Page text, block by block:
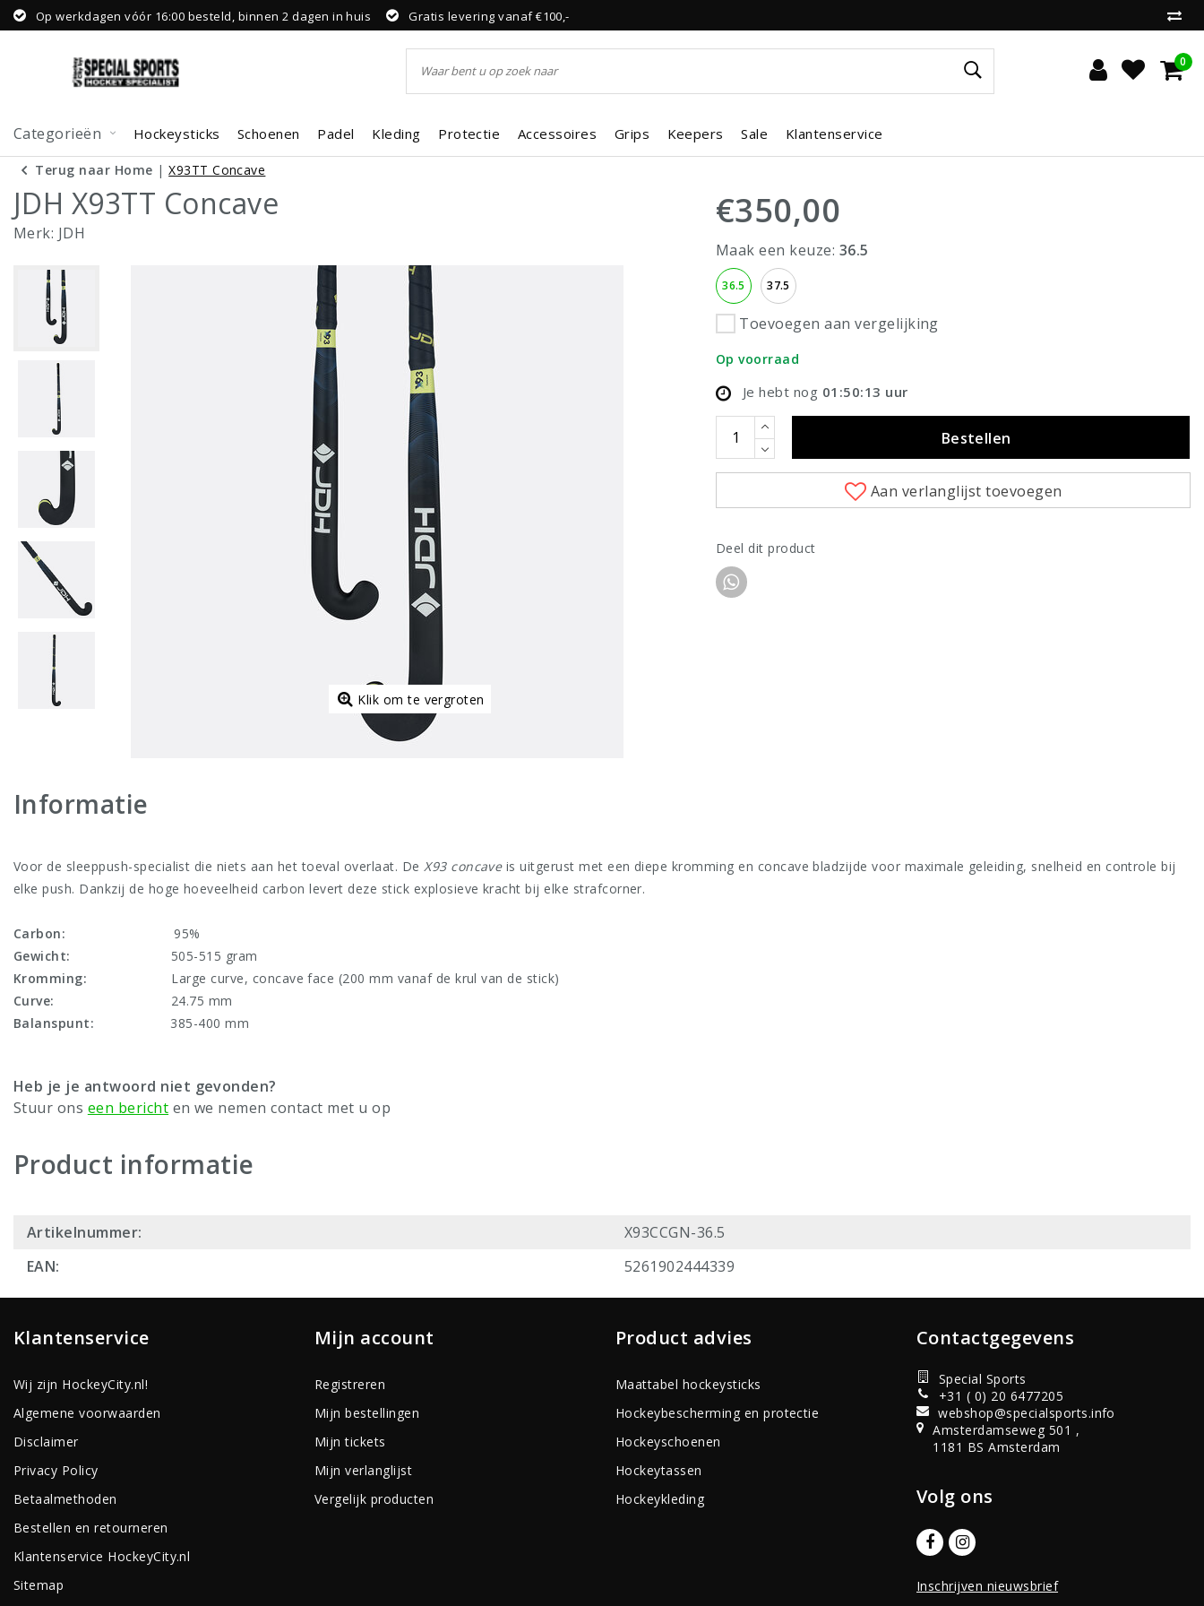
Op werkdagen vóór 16:00 besteld, binnen 2 dagen in huis Gratis levering vanaf €100,-
0
Categorieën Hockeysticks Schoenen Padel Kleding Protectie Accessoires Grips Keepers Sale Klantenservice
Terug naar Home |X93TT Concave
JDH X93TT Concave
Merk: JDH
Klik om te vergroten
€350,00
Maak een keuze: 36.5
36.5 37.5
Toevoegen aan vergelijking
Op voorraad
Je hebt nog 01:50:13 uur
Bestellen
Aan verlanglijst toevoegen
Deel dit product
Informatie
Voor de sleeppush-specialist die niets aan het toeval overlaat. DeX93 concaveis uitgerust met een diepe kromming en concave bladzijde voor maximale geleiding, snelheid en controle bij
elke push. Dankzij de hoge hoeveelheid carbon levert deze stick explosieve kracht bij elke strafcorner.
Carbon: 95%
Gewicht: 505-515 gram
Kromming: Large curve, concave face (200 mm vanaf de krul van de stick)
Curve:
24.75 mm
Balanspunt: 385-400 mm
Heb je je antwoord niet gevonden?
Stuur ons een bericht en we nemen contact met u op
Product informatie
Artikelnummer:
X93CCGN-36.5
EAN:
5261902444339
Klantenservice
Wij zijn HockeyCity.nl!
Algemene voorwaarden
Disclaimer
Privacy Policy
Betaalmethoden
Bestellen en retourneren
Klantenservice HockeyCity.nl
Sitemap
Mijn account
Registreren
Mijn bestellingen
Mijn tickets
Mijn verlanglijst
Vergelijk producten
Product advies
Maattabel hockeysticks
Hockeybescherming en protectie
Hockeyschoenen
Hockeytassen
Hockeykleding
Contactgegevens
Special Sports
+31 ( 0) 20 6477205
webshop@specialsports.info
Amsterdamseweg 501 ,
1181 BS Amsterdam
Volg ons
Inschrijven nieuwsbrief